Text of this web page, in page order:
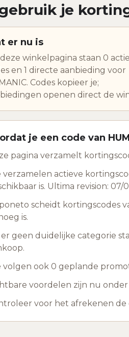
je
er nu is
winkelpagina staan 0
en 1 directe aanbieding voor
Codes kopieer je;
openen direct de
je een code van
pagina verzamelt
verzamelen actieve
is. Ultima revision: 07/
scheidt kortingscodes
is.
er geen duidelijke categorie
volgen ook 0 geplande
voordelen zijn nu onder
voor het afrekenen